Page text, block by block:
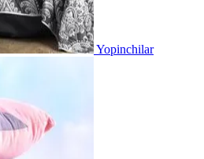
Yopinchilar